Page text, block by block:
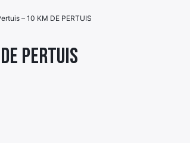
PERTUIS
– 10 KM DE PERTUIS